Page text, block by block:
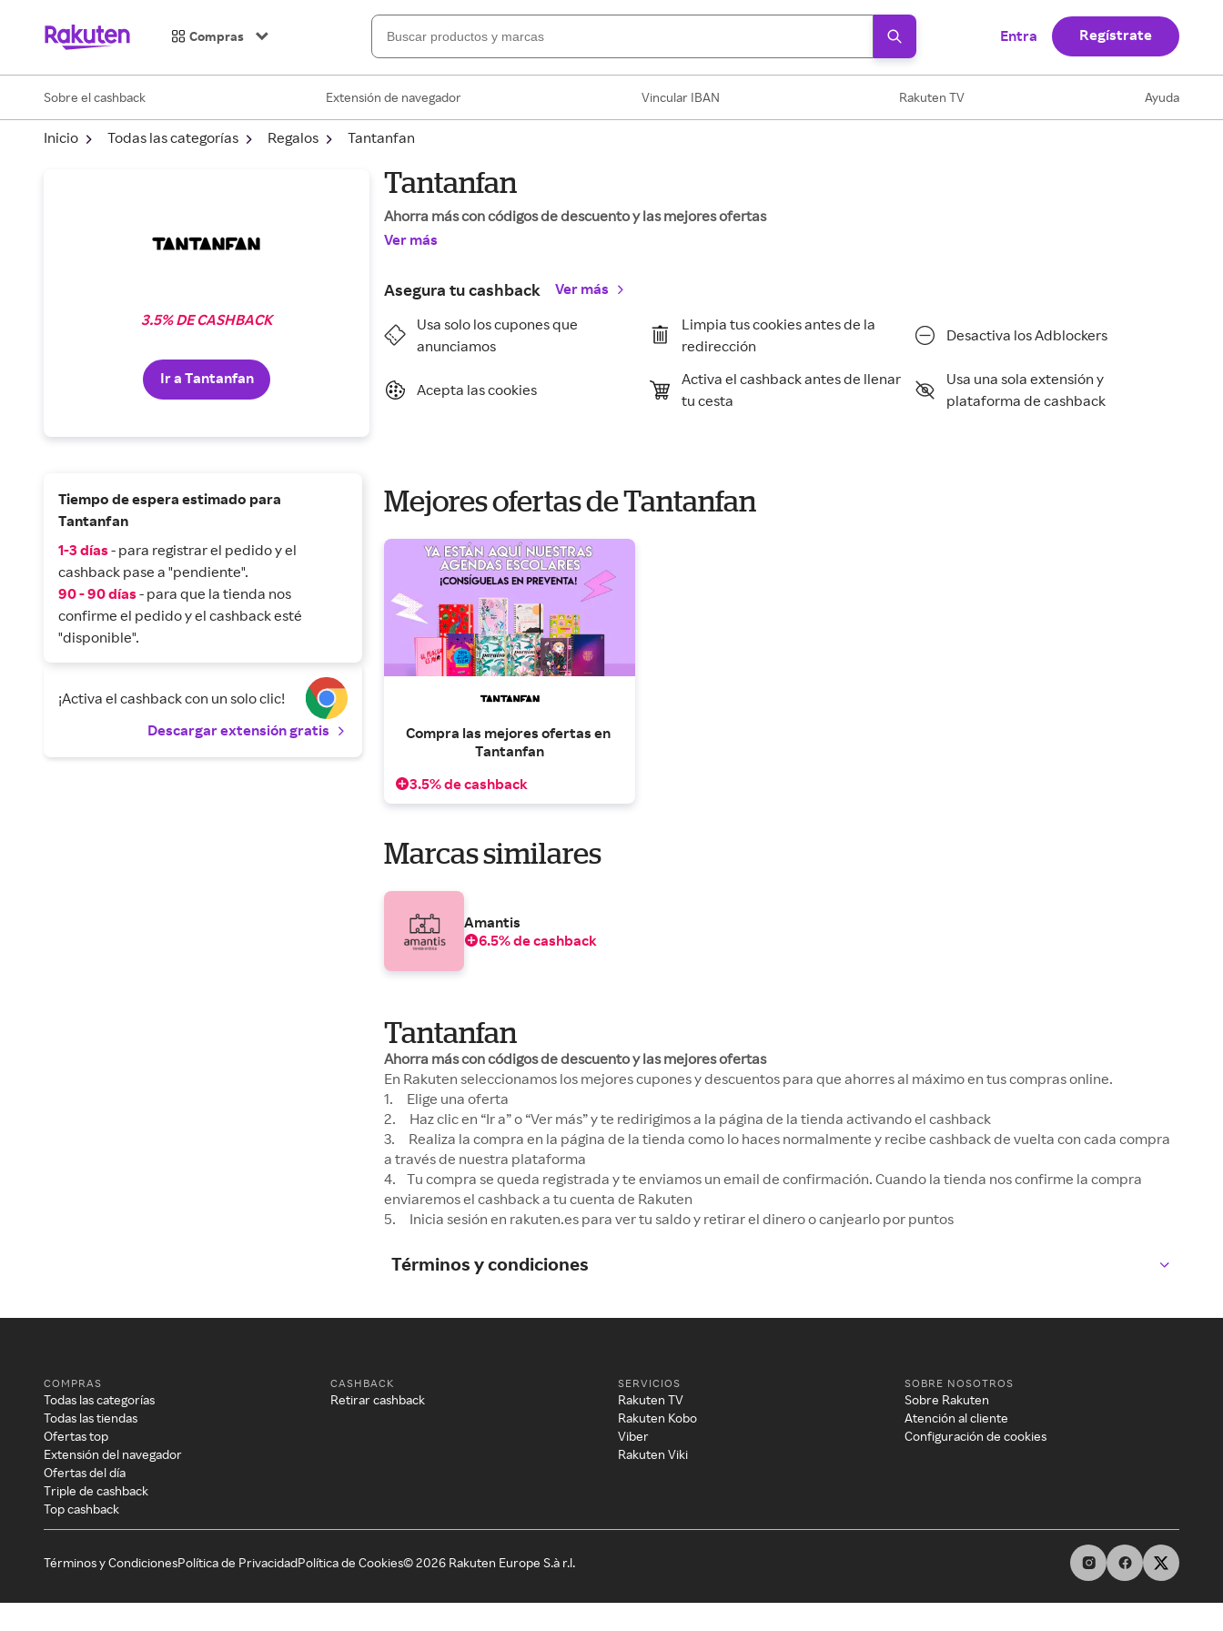
Compras Entra Regístrate
Sobre el cashback Extensión de navegador Vincular IBAN Rakuten TV Ayuda
Inicio Todas las categorías Regalos Tantanfan
3.5% DE CASHBACK
Ir a Tantanfan
Tantanfan
Ahorra más con códigos de descuento y las mejores ofertas
Ver más
Asegura tu cashback
Ver más
Usa solo los cupones que
anunciamos
Limpia tus cookies antes de la
redirección
Desactiva los Adblockers
Acepta las cookies
Activa el cashback antes de llenar
tu cesta
Usa una sola extensión y
plataforma de cashback
Tiempo de espera estimado para
Tantanfan
1-3 días- para registrar el pedido y el
cashback pase a "pendiente".
90 - 90 días- para que la tienda nos
confirme el pedido y el cashback esté
"disponible".
¡Activa el cashback con un solo clic!
Descargar extensión gratis
Mejores ofertas de Tantanfan
Compra las mejores ofertas en
Tantanfan
3.5% de cashback
Marcas similares
Amantis
6.5% de cashback
Tantanfan
Ahorra más con códigos de descuento y las mejores ofertas
En Rakuten seleccionamos los mejores cupones y descuentos para que ahorres al máximo en tus compras online.
1. Elige una oferta
2. Haz clic en “Ir a” o “Ver más” y te redirigimos a la página de la tienda activando el cashback
3. Realiza la compra en la página de la tienda como lo haces normalmente y recibe cashback de vuelta con cada compra
a través de nuestra plataforma
4. Tu compra se queda registrada y te enviamos un email de confirmación. Cuando la tienda nos confirme la compra
enviaremos el cashback a tu cuenta de Rakuten
5. Inicia sesión en rakuten.es para ver tu saldo y retirar el dinero o canjearlo por puntos
Términos y condiciones
COMPRAS
Todas las categorías
Todas las tiendas
Ofertas top
Extensión del navegador
Ofertas del día
Triple de cashback
Top cashback
CASHBACK
Retirar cashback
SERVICIOS
Rakuten TV
Rakuten Kobo
Viber
Rakuten Viki
SOBRE NOSOTROS
Sobre Rakuten
Atención al cliente
Configuración de cookies
Términos y CondicionesPolítica de PrivacidadPolítica de Cookies© 2026 Rakuten Europe S.à r.l.